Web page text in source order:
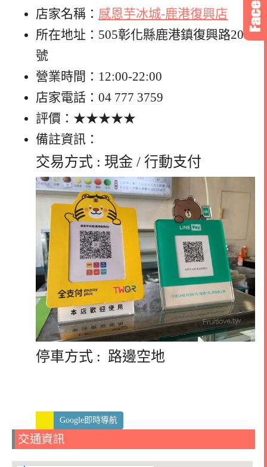
店家名稱： 感恩芋冰城-鹿港復興店
所在地址：505彰化縣鹿港鎮復興路205
號
營業時間：12:00-22:00
店家電話：04 777 3759
評價：★★★★★
備註資訊：
交易方式 : 現金 / 行動支付
停車方式 : 路邊空地
Google即時導航
交通資訊